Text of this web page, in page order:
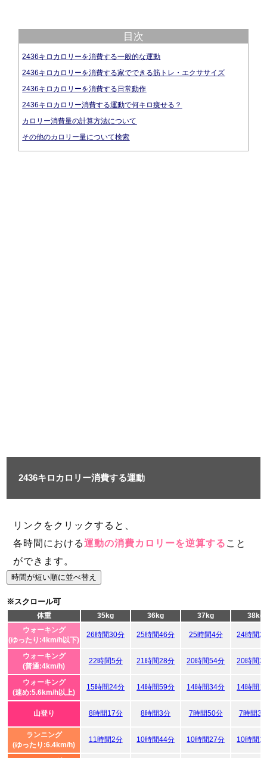
目次
2436キロカロリーを消費する一般的な運動
2436キロカロリーを消費する家でできる筋トレ・エクササイズ
2436キロカロリーを消費する日常動作
2436キロカロリー消費する運動で何キロ痩せる？
カロリー消費量の計算方法について
その他のカロリー量について検索
2436キロカロリー消費する運動
リンクをクリックすると、
各時間における運動の消費カロリーを逆算する こと
ができます。
時間が短い順に並べ替え
※スクロール可
体重 35kg 36kg 37kg
38kg
ウォーキング
(ゆったり:4km/h以下)
26時間30分 25時間46分 25時間4分 24時間
ウォーキング
(普通:4km/h)
22時間5分 21時間28分 20時間54分 20時間
ウォーキング
(速め:5.6km/h以上)
15時間24分 14時間59分 14時間34分 14時間
山登り 8時間17分 8時間3分 7時間50分 7時間37
ランニング
(ゆったり:6.4km/h)
11時間2分 10時間44分 10時間27分 10時間